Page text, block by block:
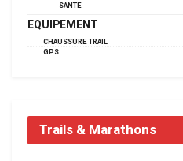
SANTÉ
EQUIPEMENT
CHAUSSURE TRAIL
GPS
Trails & Marathons